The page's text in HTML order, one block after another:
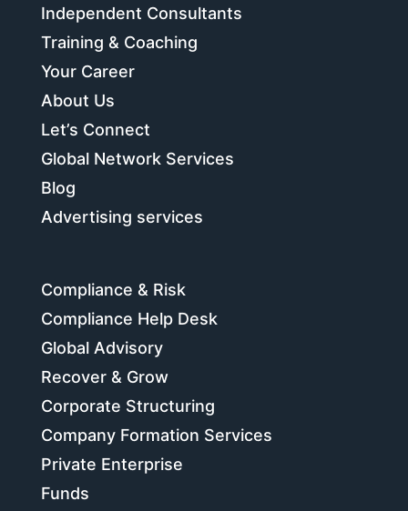
Independent Consultants
Training & Coaching
Your Career
About Us
Let’s Connect
Global Network Services
Blog
Advertising services
Compliance & Risk
Compliance Help Desk
Global Advisory
Recover & Grow
Corporate Structuring
Company Formation Services
Private Enterprise
Funds